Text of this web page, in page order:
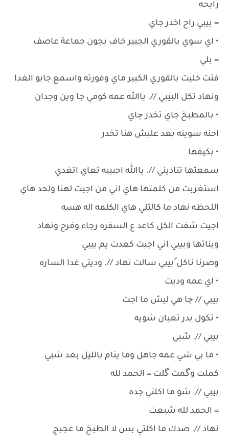
رايحه
= بيبي راح اخدر جاي
• اي سوي بالقوري الجبير خاف يجون جماعة عاصف
= بلي
فتت خليت بالقوري الكبير ماي وفورته واسمع جابو الغدا
ونهاد تكل البيبي //. ياالله عمه كومي جا وين وجدان
• بالمطبخ جاي تخدر چاي
احنه سوينه بعد عليش هنا تخدر
• بكيفها
سمعتها تناديني //. ياالله احبيبه تعاي اتغدي
استغربت من كلمتها هاي اني من اجيت لهنا ولحد هاي
اللحظه نهاد ما كالتلي هاي الكلمه اله هسه
اجيت شفت الكل كاعد ع السفره رجاء وفرح ونهاد
وبناتها وبيبي اني اجيت كعدت يم بيبي
وصرنا ناكل ّبيبي سالت نهاد //. وديتي غدا الساره
• اي عمه وديت
بيبي // چا هي ليش ما اجت
• تكول بدر تعبان شويه
بيبي //. شبي
• ما بي شي عمه جاهل وما ينام بالليل بعد شبي
كملت وگمت گلت = الحمد لله
بيبي //. شو ما اكلتي جده
= الحمد لله شبعت
نهاد //. صدك ما اكلتي بس لا الطبخ ما عجبج